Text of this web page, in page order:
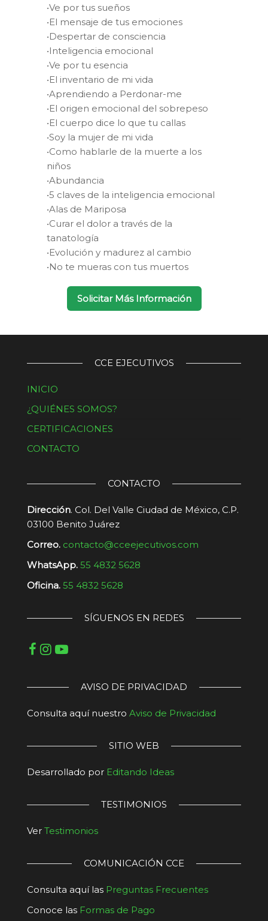
•Ve por tus sueños
•El mensaje de tus emociones
•Despertar de consciencia
•Inteligencia emocional
•Ve por tu esencia
•El inventario de mi vida
•Aprendiendo a Perdonar-me
•El origen emocional del sobrepeso
•El cuerpo dice lo que tu callas
•Soy la mujer de mi vida
•Como hablarle de la muerte a los
niños
•Abundancia
•5 claves de la inteligencia emocional
•Alas de Mariposa
•Curar el dolor a través de la
tanatología
•Evolución y madurez al cambio
•No te mueras con tus muertos
Solicitar Más Información
CCE EJECUTIVOS
INICIO
¿QUIÉNES SOMOS?
CERTIFICACIONES
CONTACTO
CONTACTO
Dirección. Col. Del Valle Ciudad de México, C.P.
03100 Benito Juárez
Correo. contacto@cceejecutivos.com
WhatsApp. 55 4832 5628
Oficina. 55 4832 5628
SÍGUENOS EN REDES
AVISO DE PRIVACIDAD
Consulta aquí nuestro Aviso de Privacidad
SITIO WEB
Desarrollado por Editando Ideas
TESTIMONIOS
Ver Testimonios
COMUNICACIÓN CCE
Consulta aquí las Preguntas Frecuentes
Conoce las Formas de Pago